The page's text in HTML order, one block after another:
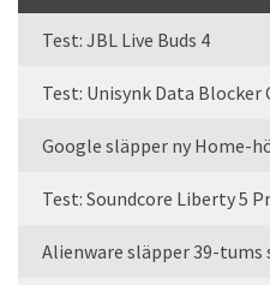
Test: JBL Live Buds 4
Test: Unisynk Data Blocker
Google släpper ny Home-
Test: Soundcore Liberty 5
Alienware släpper 39-